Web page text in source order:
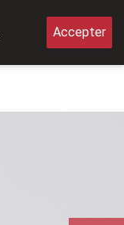
Accepter